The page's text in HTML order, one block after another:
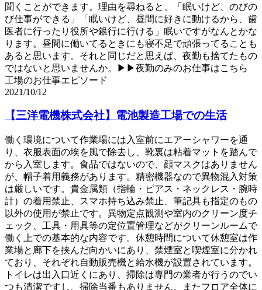
聞くことができます。理由を尋ねると、「眠いけど、のびの
び仕事ができる」「眠いけど、昼間に好きに動けるから、歯
医者に行ったり役所や銀行に行ける」眠いですがなんとかな
ります。昼間に働いてるときにも寝不足で頑張ってることも
あると思います。それと同じだと思えば、夜勤も捨てたもの
ではないと思いませんか。▶▶夜勤のみのお仕事はこちら
工場のお仕事エピソード
2021/10/12
【三洋電機株式会社】電池製造工場での生活
働く環境について作業場には入室前にエアーシャワーを通
り、衣服表面の埃を風で除去し、靴裏は粘着マットを踏んで
から入室します。食品ではないので、顔マスクはありません
が、帽子着用義務があります。精密機器なので異物混入対策
は厳しいです。貴金属類（指輪・ピアス・ネックレス・腕時
計）の着用禁止、スマホ持ち込み禁止、筆記具も指定のもの
以外の使用が禁止です。異物定点観測や室内のクリーン度チ
ェック、工具・用具等の定位置管理などがクリーンルームで
働く上での基本的な内容です。休憩時間について休憩室は作
業場と廊下を挟んだ向かいにあり、禁煙室と喫煙室に分かれ
ており、それぞれ自動販売機と給水機が設置されています。
トイレは出入口近くにあり、掃除は専門の業者が行うのでい
つも清潔ですし、掃除当番もありません。またフロア全体に